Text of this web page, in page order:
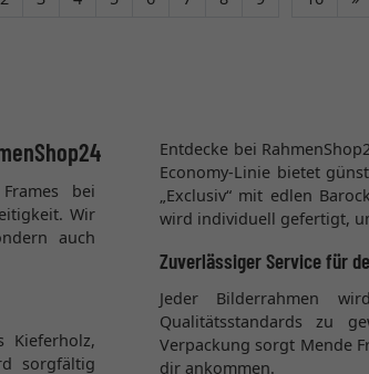
bei
Wir
auch
Kieferholz,
sorgfältig
Entdecke bei
Economy-Linie bietet
„Exclusiv“ mit edlen
wird individuell gefertigt,
Zuverlässiger Service für
Jeder Bilderrahmen
Qualitätsstandards zu
Verpackung sorgt Mende
dir ankommen.